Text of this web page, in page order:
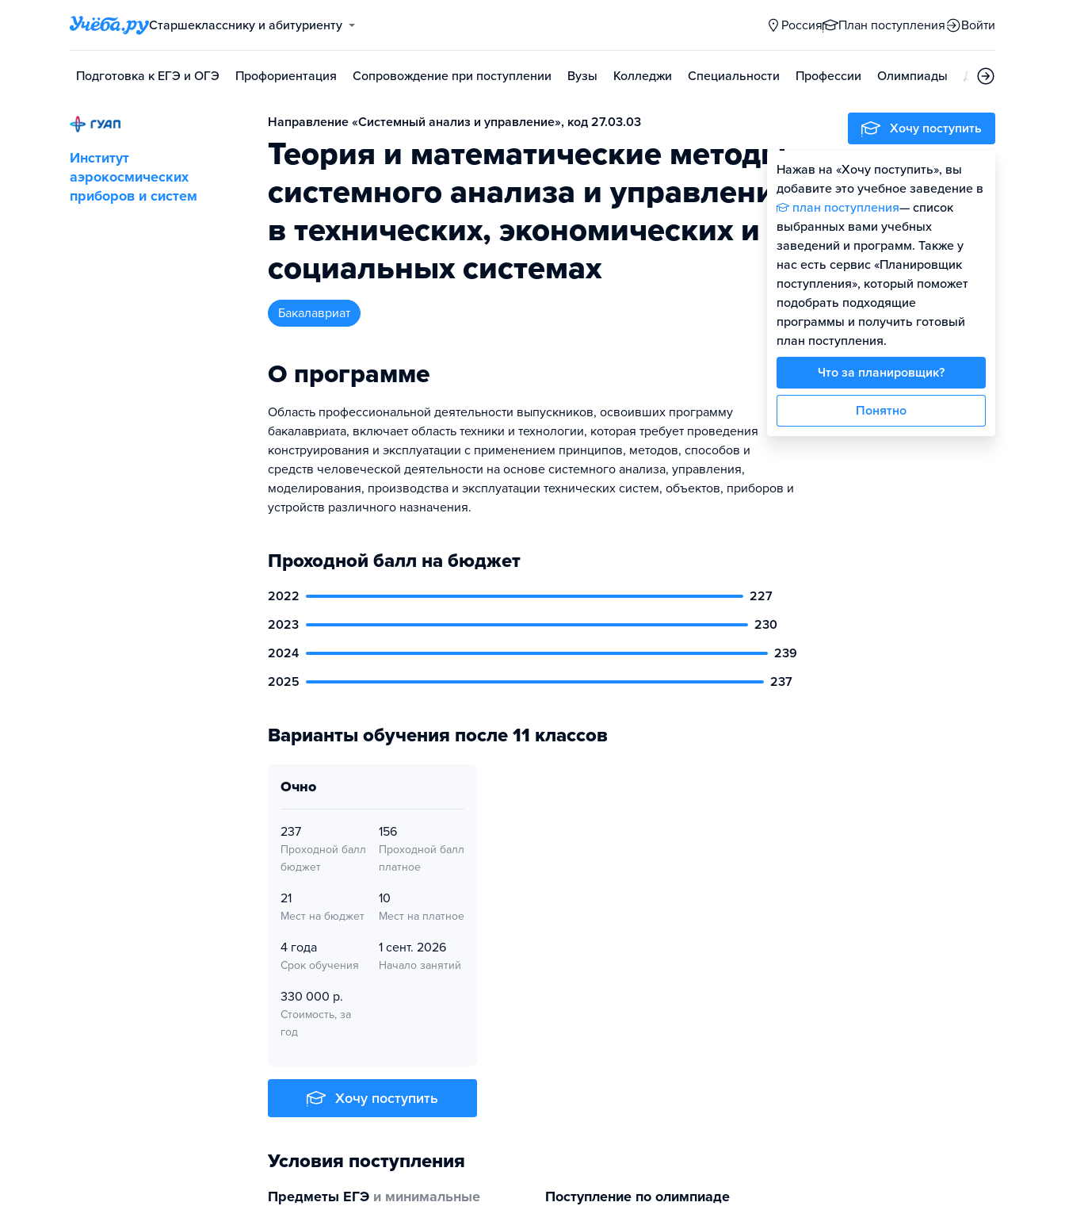
Старшекласснику и абитуриенту Россия План поступления Войти
Подготовка к ЕГЭ и ОГЭ Профориентация Сопровождение при поступлении Вузы Колледжи Специальности Профессии Олимпиады Дни открытых
Институт
аэрокосмических
приборов и систем
Направление «Системный анализ и управление», код 27.03.03
Теория и математические методы
системного анализа и управления
в технических, экономических и
социальных системах
бакалавриат
О программе
Область профессиональной деятельности выпускников, освоивших программу
бакалавриата, включает область техники и технологии, которая требует проведения
конструирования и эксплуатации с применением принципов, методов, способов и
средств человеческой деятельности на основе системного анализа, управления,
моделирования, производства и эксплуатации технических систем, объектов, приборов и
устройств различного назначения.
Проходной балл на бюджет
2022
227
2023
230
2024
239
2025
237
Варианты обучения после 11 классов
очно
237
Проходной балл
бюджет
156
Проходной балл
платное
21
Мест на бюджет
10
Мест на платное
4 года
Срок обучения
1 сент. 2026
Начало занятий
330 000 р.
Стоимость, за
год
Хочу поступить
Условия поступления
Предметы ЕГЭ и минимальные
Поступление по олимпиаде
Хочу поступить
Нажав на «Хочу поступить», вы
добавите это учебное заведение в
план поступления— список
выбранных вами учебных
заведений и программ. Также у
нас есть сервис «Планировщик
поступления», который поможет
подобрать подходящие
программы и получить готовый
план поступления.
Что за планировщик?
Понятно
Оценить шансы